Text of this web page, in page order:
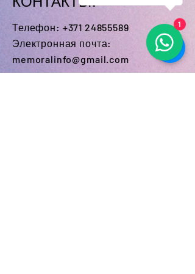
papildus maksu veicam gravējuma
krāsošanu ar akrila krāsām.
Телефон: +371 24855589
Электронная почта:
memoralinfo@gmail.com
1